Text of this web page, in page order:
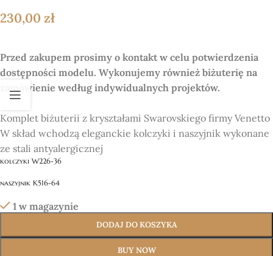
230,00 zł
Przed zakupem prosimy o kontakt w celu potwierdzenia
dostępności modelu. Wykonujemy również biżuterię na
zamówienie według indywidualnych projektów.
Komplet biżuterii z kryształami Swarovskiego firmy Venetto
W skład wchodzą eleganckie kolczyki i naszyjnik wykonane
ze stali antyalergicznej
kolczyki W226-36
naszyjnik K516-64
1 w magazynie
DODAJ DO KOSZYKA
BUY NOW